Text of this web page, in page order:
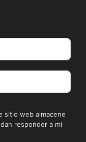
sitio web almacene
responder a mi